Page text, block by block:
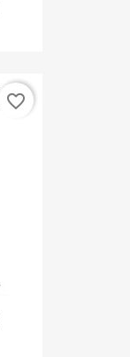
favorite_border